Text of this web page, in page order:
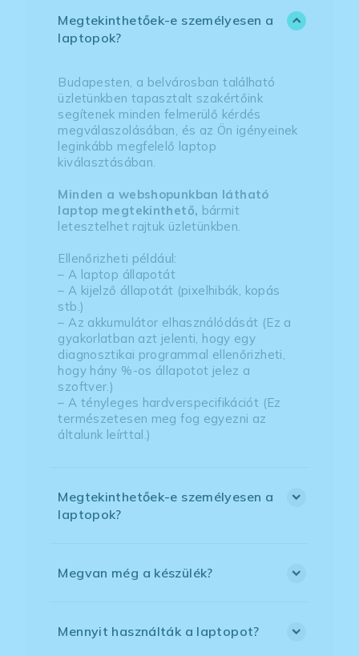
Megtekinthetőek-e személyesen a
laptopok?
Budapesten, a belvárosban található
üzletünkben tapasztalt szakértőink
segítenek minden felmerülő kérdés
megválaszolásában, és az Ön igényeinek
leginkább megfelelő laptop
kiválasztásában.
Minden a webshopunkban látható
laptop megtekinthető, bármit
letesztelhet rajtuk üzletünkben.
Ellenőrizheti például:
– A laptop állapotát
– A kijelző állapotát (pixelhibák, kopás
stb.)
– Az akkumulátor elhasználódását (Ez a
gyakorlatban azt jelenti, hogy egy
diagnosztikai programmal ellenőrizheti,
hogy hány %-os állapotot jelez a
szoftver.)
– A tényleges hardverspecifikációt (Ez
természetesen meg fog egyezni az
általunk leírttal.)
Megtekinthetőek-e személyesen a
laptopok?
Megvan még a készülék?
Mennyit használták a laptopot?